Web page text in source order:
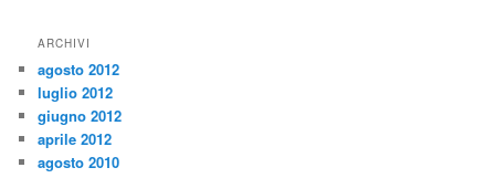
ARCHIVI
agosto 2012
luglio 2012
giugno 2012
aprile 2012
agosto 2010